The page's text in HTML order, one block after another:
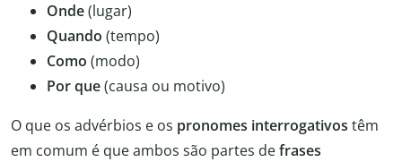
Onde(lugar)
Quando (tempo)
Como (modo)
Por que(causa ou motivo)
O que os advérbios e os pronomes interrogativos têm
em comum é que ambos são partes defrases